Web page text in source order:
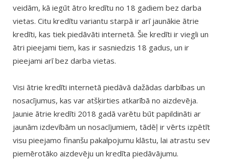
veidām, kā iegūt ātro kredītu no 18 gadiem bez darba
vietas. Citu kredītu variantu starpā ir arī jaunākie ātrie
kredīti, kas tiek piedāvāti internetā. Šie kredīti ir viegli un
ātri pieejami tiem, kas ir sasniedzis 18 gadus, un ir
pieejami arī bez darba vietas.
Visi ātrie kredīti internetā piedāvā dažādas darbības un
nosacījumus, kas var atšķirties atkarībā no aizdevēja.
Jaunie ātrie kredīti 2018 gadā varētu būt papildināti ar
jaunām izdevībām un nosacījumiem, tādēļ ir vērts izpētīt
visu pieejamo finanšu pakalpojumu klāstu, lai atrastu sev
piemērotāko aizdevēju un kredīta piedāvājumu.